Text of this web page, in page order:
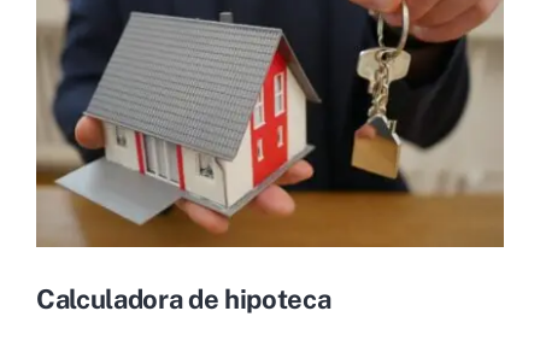
Calculadora de hipoteca